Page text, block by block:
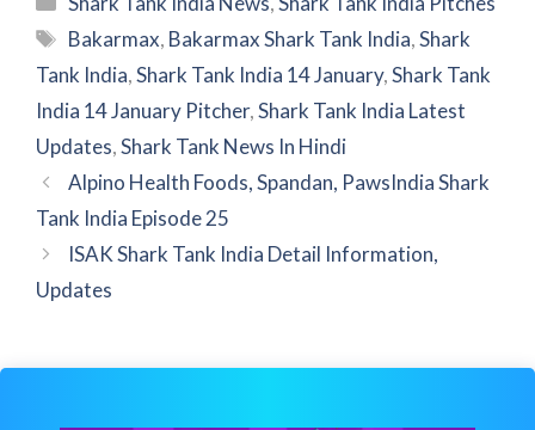
Tags
Bakarmax, Bakarmax Shark Tank India,Shark
Tank India,Shark Tank India 14 January,Shark Tank
India 14 January Pitcher,Shark Tank India Latest
Updates,Shark Tank News In Hindi
Alpino Health Foods, Spandan, PawsIndia Shark
Tank India Episode 25
ISAK Shark Tank India Detail Information,
Updates